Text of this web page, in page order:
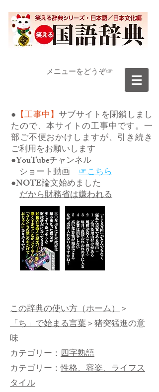
​メニューをどうぞ☞
● 【工事中】サブサイトを閉鎖しまし
たので、本サイトの工事中です。一
部ご不便おかけしますが、引き続き
ご利用をお願いします
●YouTubeチャンネル
ショート動画 ☞こちら
●NOTE論文始めました
だから財務省は嫌われる
この辞典の使い方（ホーム）＞
「ち」で始まる言葉＞猪突猛進の意
味
カテゴリー： 四字熟語
カテゴリー：性格、容姿、ライフス
タイル